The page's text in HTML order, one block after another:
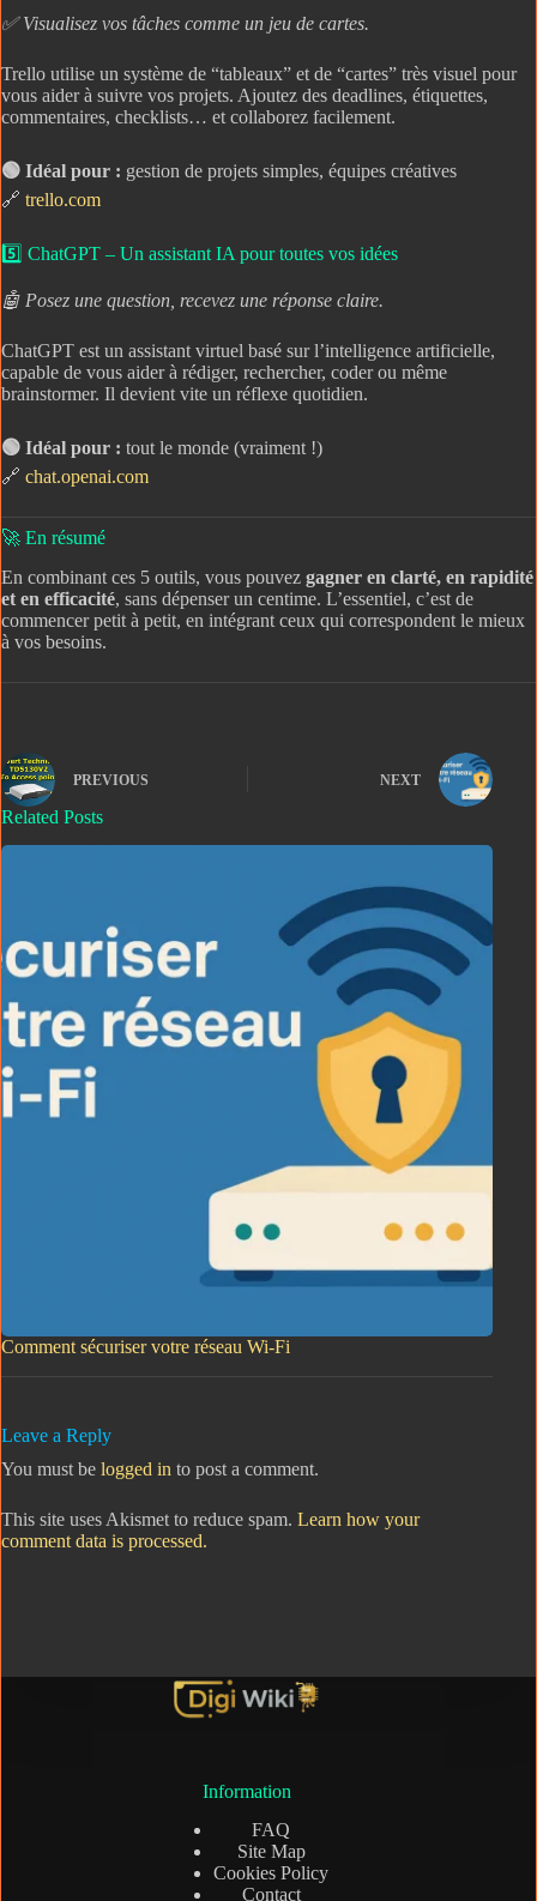
✅ Visualisez vos tâches comme un jeu de cartes.
Trello utilise un système de “tableaux” et de “cartes” très visuel pour
vous aider à suivre vos projets. Ajoutez des deadlines, étiquettes,
commentaires, checklists… et collaborez facilement.
🟢 Idéal pour : gestion de projets simples, équipes créatives
🔗 trello.com
5️⃣ ChatGPT – Un assistant IA pour toutes vos idées
🤖 Posez une question, recevez une réponse claire.
ChatGPT est un assistant virtuel basé sur l’intelligence artificielle,
capable de vous aider à rédiger, rechercher, coder ou même
brainstormer. Il devient vite un réflexe quotidien.
🟢 Idéal pour : tout le monde (vraiment !)
🔗 chat.openai.com
🚀 En résumé
En combinant ces 5 outils, vous pouvez gagner en clarté, en rapidité
et en efficacité, sans dépenser un centime. L’essentiel, c’est de
commencer petit à petit, en intégrant ceux qui correspondent le mieux
à vos besoins.
PREVIOUS NEXT
Related Posts
Comment sécuriser votre réseau Wi-Fi
Leave a Reply
You must be logged in to post a comment.
This site uses Akismet to reduce spam. Learn how your
comment data is processed.
Information
FAQ
Site Map
Cookies Policy
Contact